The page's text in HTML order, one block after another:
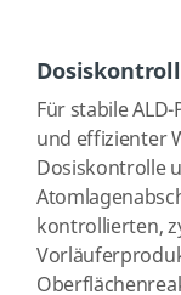
Für stabile
und effizienter
Dosiskontrolle
kontrollierten,